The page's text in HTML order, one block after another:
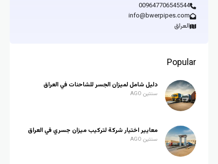
009647706545544
info@bwerpipes.com
دليل شامل لميزان الجسر للشاحنات في العراق
سنتين AGO
معايير اختيار شركة لتركيب ميزان جسري في العراق
سنتين AGO